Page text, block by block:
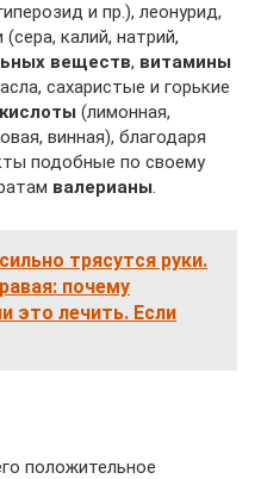
и пр.), леонурид,
калий, натрий,
веществ, витамины
сахаристые и горькие
(лимонная,
винная), благодаря
подобные по своему
валерианы.
трясутся руки.
почему
это лечить. Если
положительное